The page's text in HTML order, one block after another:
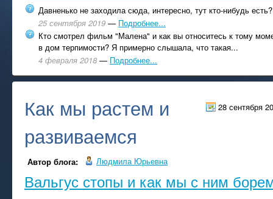
Давненько не заходила сюда, интересно, тут кто-нибудь есть?
25 сентября 2019 — Подробнее...
Кто смотрел фильм "Малена" и как вы относитесь к тому
в дом терпимости? Я примерно слышала, что такая...
4 февраля 2018 — Подробнее...
28 сентября
Как мы растем и
развиваемся
Автор блога: Людмила Юрьевна
Вальгус стопы и как мы с ним